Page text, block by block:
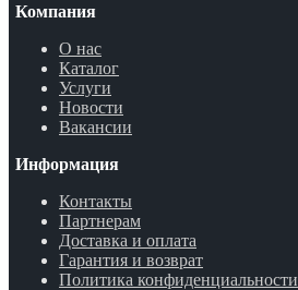
Компания
О нас
Каталог
Услуги
Новости
Вакансии
Информация
Контакты
Партнерам
Доставка и оплата
Гарантия и возврат
Политика конфиденциальности